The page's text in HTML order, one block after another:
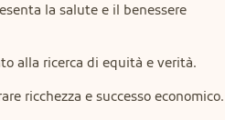
la salute e il benessere
alla ricerca di equità e verità.
ricchezza e successo economico.